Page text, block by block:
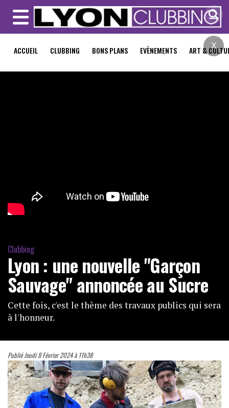
MENU
ACCUEIL CLUBBING BONS PLANS EVÈNEMENTS ART &
Clubbing
Lyon : une nouvelle "Garçon
Sauvage" annoncée au Sucre
Cette fois, c'est le thème des travaux publics qui sera
à l'honneur.
Publié Jeudi 8 Février 2024 à 11h38
X